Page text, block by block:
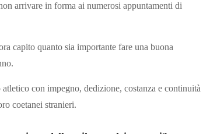
arrivare in forma ai numerosi appuntamenti di
capito quanto sia importante fare una buona
con impegno, dedizione, costanza e continuità
coetanei stranieri.